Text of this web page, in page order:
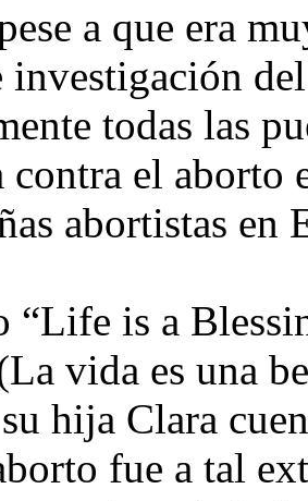
a que era
investigación
todas las
contra el aborto
abortistas
“Life is a
vida es una
hija Clara
fue a tal